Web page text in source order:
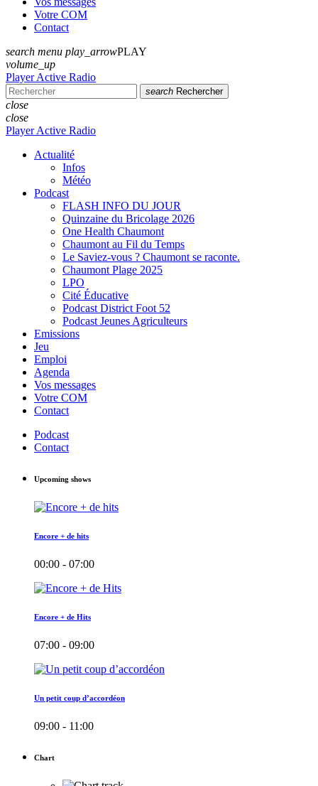
Votre COM
Contact
search menu play_arrowPLAY
volume_up
Player Active Radio
search Rechercher
close
close
Player Active Radio
Actualité
Infos
Météo
Podcast
FLASH INFO DU JOUR
Quinzaine du Bricolage 2026
One Health Chaumont
Chaumont au Fil du Temps
Le Saviez-vous ? Chaumont se raconte.
Chaumont Plage 2025
LPO
Cité Éducative
Podcast District Foot 52
Podcast Jeunes Agriculteurs
Emissions
Jeu
Emploi
Agenda
Vos messages
Votre COM
Contact
Podcast
Contact
Upcoming shows
Encore + de hits
00:00 - 07:00
Encore + de Hits
07:00 - 09:00
Un petit coup d’accordéon
09:00 - 11:00
Chart